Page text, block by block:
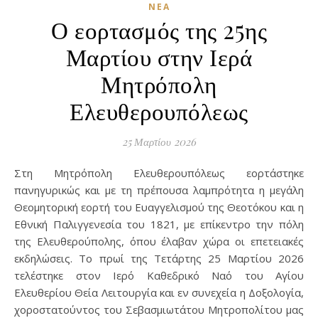
ΝΈΑ
Ο εορτασμός της 25ης
Μαρτίου στην Ιερά
Μητρόπολη
Ελευθερουπόλεως
25 Μαρτίου 2026
Στη Μητρόπολη Ελευθερουπόλεως εορτάστηκε
πανηγυρικώς και με τη πρέπουσα λαμπρότητα η μεγάλη
Θεομητορική εορτή του Ευαγγελισμού της Θεοτόκου και η
Εθνική Παλιγγενεσία του 1821, με επίκεντρο την πόλη
της Ελευθερούπολης, όπου έλαβαν χώρα οι επετειακές
εκδηλώσεις. Το πρωί της Τετάρτης 25 Μαρτίου 2026
τελέστηκε στον Ιερό Καθεδρικό Ναό του Αγίου
Ελευθερίου Θεία Λειτουργία και εν συνεχεία η Δοξολογία,
χοροστατούντος του Σεβασμιωτάτου Μητροπολίτου μας